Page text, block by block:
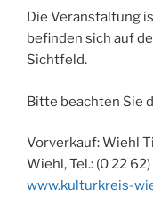
Die Veranstaltung
befinden sich auf
Sichtfeld.
Bitte beachten Sie
Vorverkauf: Wiehl
Wiehl, Tel.: (0 22
www.kulturkreis-